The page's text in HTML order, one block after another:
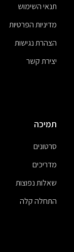
תנאי השימוש
מדיניות הפרטיות
הצהרת נגישות
יצירת קשר
תמיכה
סרטונים
מדריכים
שאלות נפוצות
התחלה קלה